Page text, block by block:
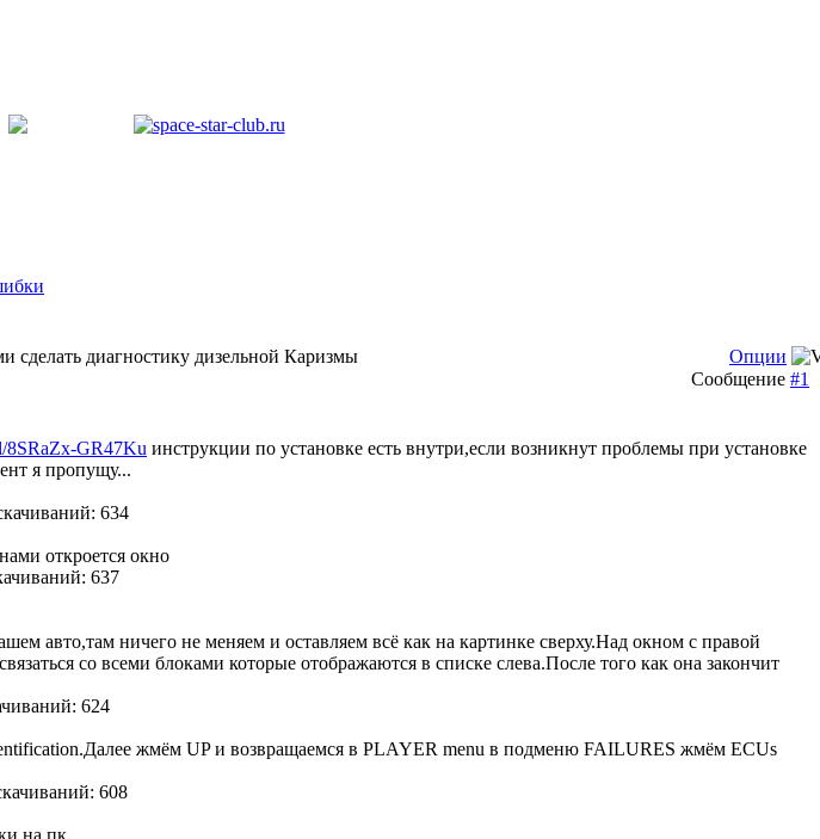
сделать диагностику дизельной Каризмы
Опции
Сообщение #1
8SRaZx-GR47Ku инструкции по установке есть внутри,если возникнут проблемы при установке
я пропущу...
634
откроется окно
637
авто,там ничего не меняем и оставляем всё как на картинке сверху.Над окном с правой
со всеми блоками которые отображаются в списке слева.После того как она закончит
624
жмём UP и возвращаемся в PLAYER menu в подменю FAILURES жмём ECUs
608
на пк.